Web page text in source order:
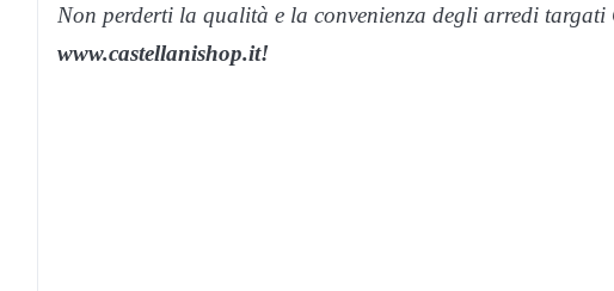
Non perderti la qualità e la convenienza degli arredi
www.castellanishop.it!